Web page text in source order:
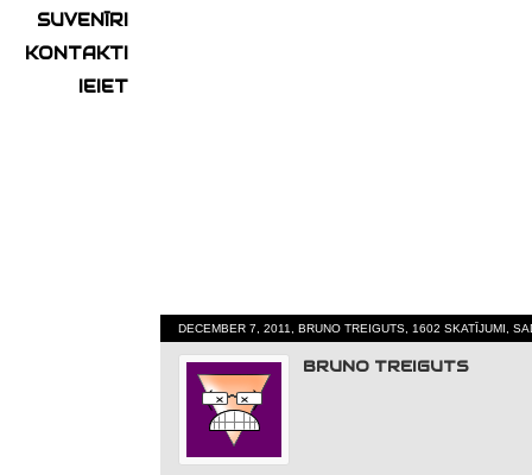
SUVENĪRI
KONTAKTI
IEIET
DECEMBER 7, 2011, BRUNO TREIGUTS, 1602 SKATĪJUMI,
BRUNO TREIGUTS